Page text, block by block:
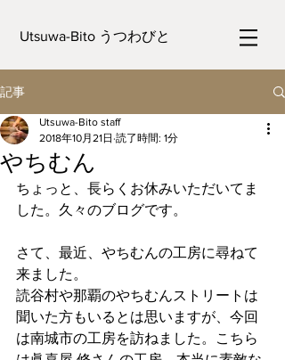
Utsuwa-Bito うつわびと
記事
やちむん
Utsuwa-Bito staff
2018年10月21日 読了時間: 1分
ちょっと、長らくお休みいただいてま
した。久々のブログです。
さて、最近、やちむんの工房に尋ねて
来ました。
読谷村や那覇のやちむんストリートは
聞いた方もいるとは思いますが、今回
は南城市の工房を訪ねました。こちら